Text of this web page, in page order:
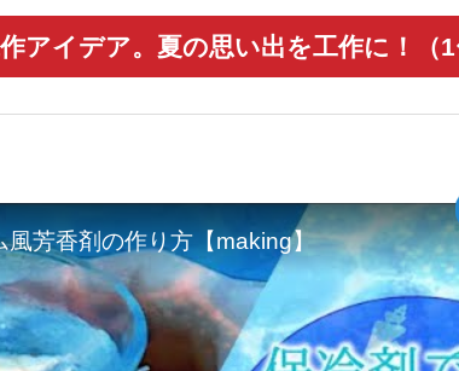
アイデア。夏の思い出を工作に！（1
芳香剤の作り方【making】